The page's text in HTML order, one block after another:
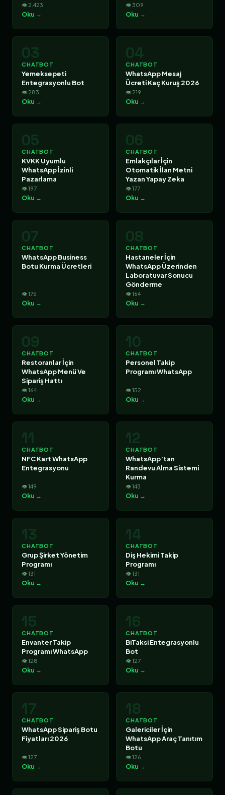
👁 2.423
Oku →
👁 309
Oku →
03
CHATBOT
Yemeksepeti
Entegrasyonlu Bot
👁 283
Oku →
04
CHATBOT
WhatsApp Mesaj
Ücreti Kaç Kuruş 2026
👁 219
Oku →
05
CHATBOT
KVKK Uyumlu
WhatsApp İzinli
Pazarlama
👁 197
Oku →
06
CHATBOT
Emlakçılar İçin
Otomatik İlan Metni
Yazan Yapay Zeka
👁 177
Oku →
07
CHATBOT
WhatsApp Business
Botu Kurma Ücretleri
👁 175
Oku →
08
CHATBOT
Hastaneler İçin
WhatsApp Üzerinden
Laboratuvar Sonucu
Gönderme
👁 164
Oku →
09
CHATBOT
Restoranlar İçin
WhatsApp Menü Ve
Sipariş Hattı
👁 164
Oku →
10
CHATBOT
Personel Takip
Programı WhatsApp
👁 152
Oku →
11
CHATBOT
NFC Kart WhatsApp
Entegrasyonu
👁 149
Oku →
12
CHATBOT
WhatsApp’tan
Randevu Alma Sistemi
Kurma
👁 143
Oku →
13
CHATBOT
Grup Şirket Yönetim
Programı
👁 131
Oku →
14
CHATBOT
Diş Hekimi Takip
Programı
👁 131
Oku →
15
CHATBOT
Envanter Takip
Programı WhatsApp
👁 128
Oku →
16
CHATBOT
BiTaksi Entegrasyonlu
Bot
👁 127
Oku →
17
CHATBOT
WhatsApp Sipariş Botu
Fiyatları 2026
👁 127
Oku →
18
CHATBOT
Galericiler İçin
WhatsApp Araç Tanıtım
Botu
👁 126
Oku →